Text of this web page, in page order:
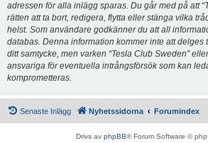
adressen för alla inlägg sparas. Du går med på att
rätten att ta bort, redigera, flytta eller stänga vilka
helst. Som användare godkänner du att all
databas. Denna information kommer inte att delges
ditt samtycke, men varken “Tesla Club Sweden”
ansvariga för eventuella intrångsförsök som kan
komprometteras.
Senaste Inlägg Nyhetssidorna Forumindex
Drivs av phpBB® Forum Software ©